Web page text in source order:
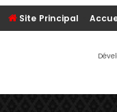
Site Principal